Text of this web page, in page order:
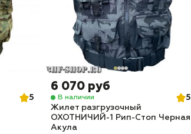
5
6 070 руб
В наличии
5
Жилет разгрузочный
ОХОТНИЧИЙ-1 Рип-Стоп Черная
Акула